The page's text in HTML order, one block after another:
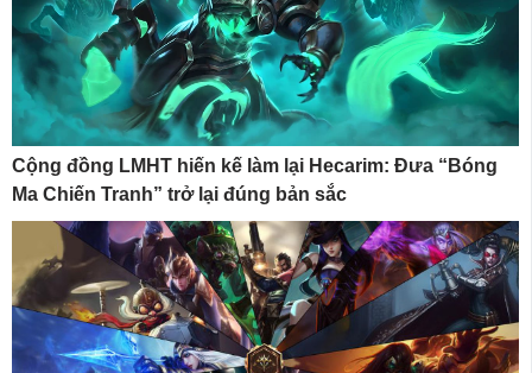
Cộng đồng LMHT hiến kế làm lại Hecarim: Đưa “Bóng
Ma Chiến Tranh” trở lại đúng bản sắc